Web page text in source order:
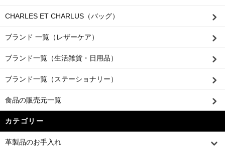
CHARLES ET CHARLUS（バッグ）
ブランド 一覧（レザーケア）
ブランド一覧（生活雑貨・日用品）
ブランド一覧（ステーショナリー）
食品の販売元一覧
カテゴリー
革製品のお手入れ